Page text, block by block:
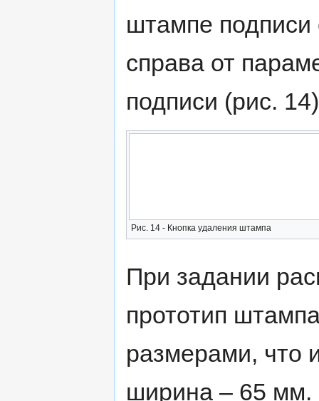
штампе подписи
справа от
подписи (рис.
Рис. 14 - Кнопка удаления штампа
При задании
прототип
размерами, что
ширина – 65 мм.